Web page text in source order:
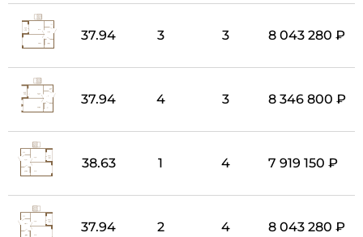
37.94 3 3 8 043 280 ₽
37.94 4 3 8 346 800 ₽
38.63 1 4 7 919 150 ₽
37.94 2 4 8 043 280 ₽